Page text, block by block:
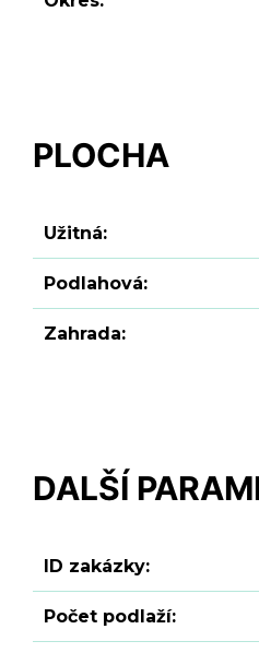
PLOCHA
Užitná:
Podlahová:
Zahrada:
DALŠÍ
ID zakázky:
Počet podlaží: